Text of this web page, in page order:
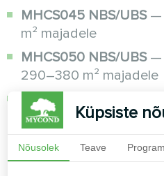
MHCS045 NBS/UBS—
m² majadele
MHCS050 NBS/UBS—
290–380 m² majadele
MHCS070 NBS/UBS
suurtele majadele
Kõik BeeSmart seeria
Küpsiste
Nõusolek Teave